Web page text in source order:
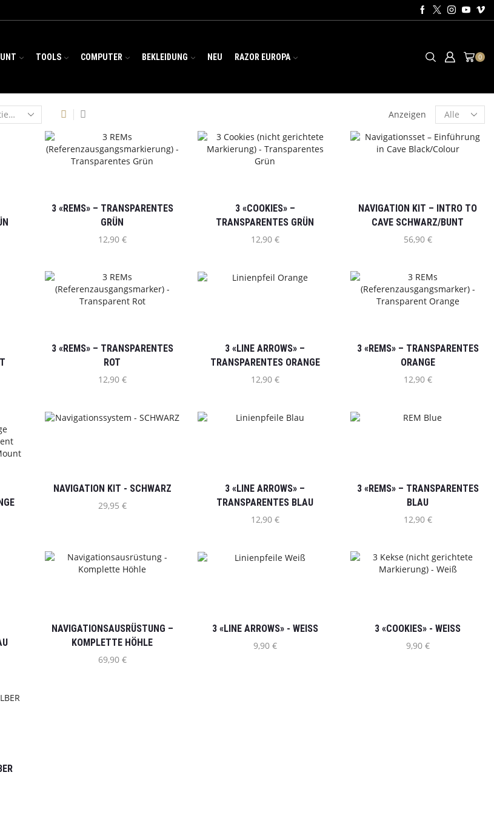
TOOLS COMPUTER BEKLEIDUNG NEU RAZOR EUROPA 0
Anzeigen
3 «REMS» – TRANSPARENTES
GRÜN
12,90 €
3 «COOKIES» –
TRANSPARENTES GRÜN
12,90 €
NAVIGATION KIT – INTRO TO
CAVE SCHWARZ/BUNT
56,90 €
3 «REMS» – TRANSPARENTES
ROT
12,90 €
3 «LINE ARROWS» –
TRANSPARENTES ORANGE
12,90 €
3 «REMS» – TRANSPARENTES
ORANGE
12,90 €
NAVIGATION KIT - SCHWARZ
29,95 €
3 «LINE ARROWS» –
TRANSPARENTES BLAU
12,90 €
3 «REMS» – TRANSPARENTES
BLAU
12,90 €
NAVIGATIONSAUSRÜSTUNG –
KOMPLETTE HÖHLE
69,90 €
3 «LINE ARROWS» - WEISS
9,90 €
3 «COOKIES» - WEISS
9,90 €